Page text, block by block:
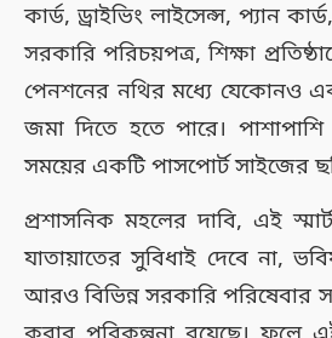
কার্ড, ড্রাইভিং লাইসেন্স, প্যান
সরকারি পরিচয়পত্র, শিক্ষা
পেনশনের নথির মধ্যে যেকোনও
জমা দিতে হতে পারে। পাশাপাশি
সময়ের একটি পাসপোর্ট সাইজের
প্রশাসনিক মহলের দাবি, এই
যাতায়াতের সুবিধাই দেবে না,
আরও বিভিন্ন সরকারি পরিষেবার